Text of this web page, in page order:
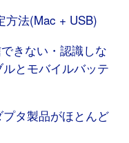
方法(Mac + USB)
きない・認識しな
とモバイルバッテ
タ製品がほとんど